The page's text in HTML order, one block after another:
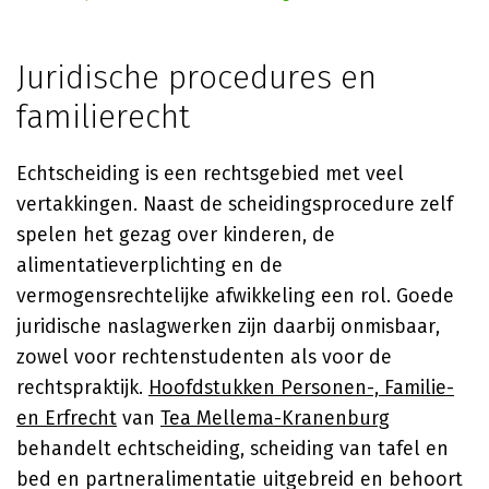
Juridische procedures en
familierecht
Echtscheiding is een rechtsgebied met veel
vertakkingen. Naast de scheidingsprocedure zelf
spelen het gezag over kinderen, de
alimentatieverplichting en de
vermogensrechtelijke afwikkeling een rol. Goede
juridische naslagwerken zijn daarbij onmisbaar,
zowel voor rechtenstudenten als voor de
rechtspraktijk. Hoofdstukken Personen-, Familie-
en Erfrecht van Tea Mellema-Kranenburg
behandelt echtscheiding, scheiding van tafel en
bed en partneralimentatie uitgebreid en behoort